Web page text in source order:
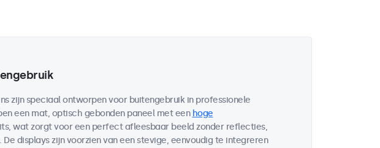
zijn speciaal ontworpen voor buitengebruik in professionele
een mat, optisch gebonden paneel met een hoge
wat zorgt voor een perfect afleesbaar beeld zonder reflecties,
displays zijn voorzien van een stevige, eenvoudig te integreren